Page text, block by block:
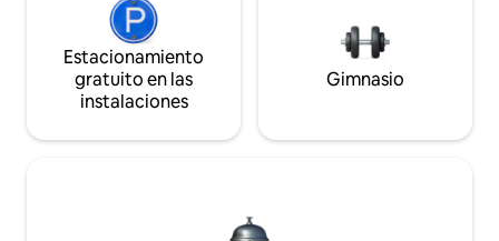
Estacionamiento
gratuito en las
instalaciones
Gimnasio